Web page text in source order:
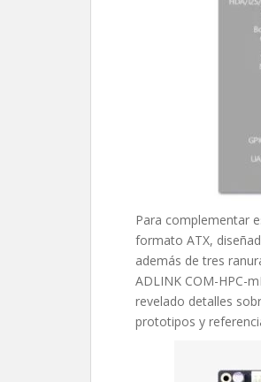
Para complementar
formato ATX,
además de tres
ADLINK COM-HPC-
revelado detalles
prototipos y